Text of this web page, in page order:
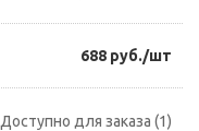
688 руб./шт
Доступно для заказа (1)